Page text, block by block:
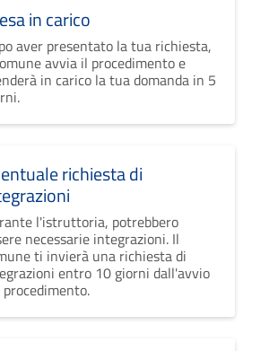
in carico
aver presentato la tua richiesta,
avvia il procedimento e
in carico la tua domanda in 5
richiesta di
l'istruttoria, potrebbero
necessarie integrazioni. Il
ti invierà una richiesta di
entro 10 giorni dall'avvio